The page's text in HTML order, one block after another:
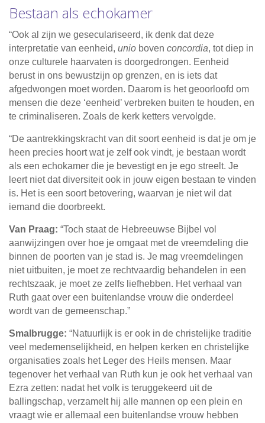
Bestaan als echokamer
“Ook al zijn we geseculariseerd, ik denk dat deze
interpretatie van eenheid, unio boven concordia, tot diep in
onze culturele haarvaten is doorgedrongen. Eenheid
berust in ons bewustzijn op grenzen, en is iets dat
afgedwongen moet worden. Daarom is het geoorloofd om
mensen die deze ‘eenheid’ verbreken buiten te houden, en
te criminaliseren. Zoals de kerk ketters vervolgde.
“De aantrekkingskracht van dit soort eenheid is dat je om je
heen precies hoort wat je zelf ook vindt, je bestaan wordt
als een echokamer die je bevestigt en je ego streelt. Je
leert niet dat diversiteit ook in jouw eigen bestaan te vinden
is. Het is een soort betovering, waarvan je niet wil dat
iemand die doorbreekt.
Van Praag: “Toch staat de Hebreeuwse Bijbel vol
aanwijzingen over hoe je omgaat met de vreemdeling die
binnen de poorten van je stad is. Je mag vreemdelingen
niet uitbuiten, je moet ze rechtvaardig behandelen in een
rechtszaak, je moet ze zelfs liefhebben. Het verhaal van
Ruth gaat over een buitenlandse vrouw die onderdeel
wordt van de gemeenschap.”
Smalbrugge: “Natuurlijk is er ook in de christelijke traditie
veel medemenselijkheid, en helpen kerken en christelijke
organisaties zoals het Leger des Heils mensen. Maar
tegenover het verhaal van Ruth kun je ook het verhaal van
Ezra zetten: nadat het volk is teruggekeerd uit de
ballingschap, verzamelt hij alle mannen op een plein en
vraagt wie er allemaal een buitenlandse vrouw hebben